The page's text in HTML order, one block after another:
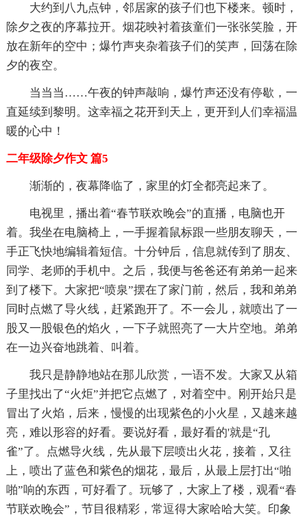
大约到八九点钟，邻居家的孩子们也下楼来。顿时，
除夕之夜的序幕拉开。烟花映衬着孩童们一张张笑脸，开
放在新年的空中；爆竹声夹杂着孩子们的笑声，回荡在除
夕的夜空。
当当当……午夜的钟声敲响，爆竹声还没有停歇，一
直延续到黎明。这幸福之花开到天上，更开到人们幸福温
暖的心中！
二年级除夕作文 篇5
渐渐的，夜幕降临了，家里的灯全都亮起来了。
电视里，播出着“春节联欢晚会”的直播，电脑也开
着。我坐在电脑椅上，一手握着鼠标跟一些朋友聊天，一
手正飞快地编辑着短信。十分钟后，信息就传到了朋友、
同学、老师的手机中。之后，我便与爸爸还有弟弟一起来
到了楼下。大家把“喷泉”摆在了家门前，然后，我和弟弟
同时点燃了导火线，赶紧跑开了。不一会儿，就喷出了一
股又一股银色的焰火，一下子就照亮了一大片空地。弟弟
在一边兴奋地跳着、叫着。
我只是静静地站在那儿欣赏，一语不发。大家又从箱
子里找出了“火炬”并把它点燃了，对着空中。刚开始只是
冒出了火焰，后来，慢慢的出现紫色的小火星，又越来越
亮，难以形容的好看。要说好看，最好看的'就是“孔
雀”了。点燃导火线，先从最下层喷出火花，接着，又往
上，喷出了蓝色和紫色的烟花，最后，从最上层打出“啪
啪”响的东西，可好看了。玩够了，大家上了楼，观看“春
节联欢晚会”，节目很精彩，常逗得大家哈哈大笑。印象